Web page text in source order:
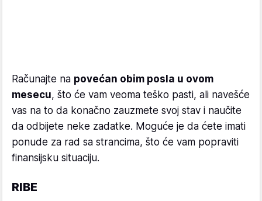
Računajte na povećan obim posla u ovom
mesecu, što će vam veoma teško pasti, ali navešće
vas na to da konačno zauzmete svoj stav i naučite
da odbijete neke zadatke. Moguće je da ćete imati
ponude za rad sa strancima, što će vam popraviti
finansijsku situaciju.
RIBE